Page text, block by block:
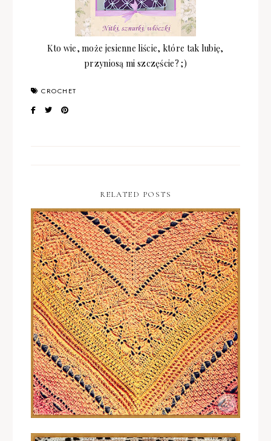
Kto wie, może jesienne liście, które tak lubię,
przyniosą mi szczęście? ;)
CROCHET
RELATED POSTS